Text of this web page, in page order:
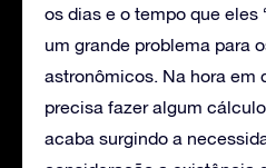
os dias e o tempo que eles
um grande problema para
astronômicos. Na hora em
precisa fazer algum
acaba surgindo a